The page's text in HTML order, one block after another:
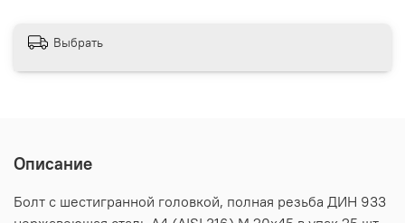
Выбрать
Описание
Болт с шестигранной головкой, полная резьба ДИН 933